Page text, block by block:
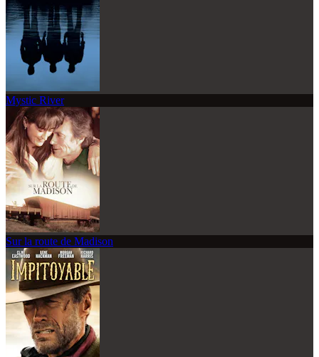
Mystic River
Sur la route de Madison